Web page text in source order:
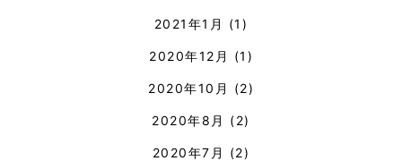
2021年1月 (1)
2020年12月 (1)
2020年10月 (2)
2020年8月 (2)
2020年7月 (2)